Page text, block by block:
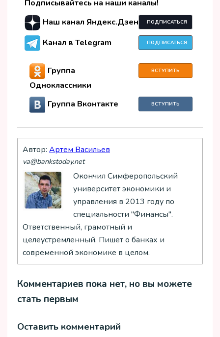
Подписывайтесь на наши каналы!
Наш канал Яндекс.Дзен
ПОДПИСАТЬСЯ
Канал в Telegram ПОДПИСАТЬСЯ
Группа
Одноклассники
ВСТУПИТЬ
Группа Вконтакте ВСТУПИТЬ
Автор: Артём Васильев
va@bankstoday.net
Окончил Симферопольский
университет экономики и
управления в 2013 году по
специальности "Финансы".
Ответственный, грамотный и
целеустремленный. Пишет о банках и
современной экономике в целом.
Комментариев пока нет, но вы можете
стать первым
Оставить комментарий